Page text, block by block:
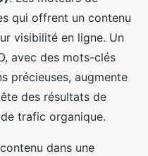
qui offrent un contenu
visibilité en ligne. Un
avec des mots-clés
précieuses, augmente
des résultats de
trafic organique.
dans une